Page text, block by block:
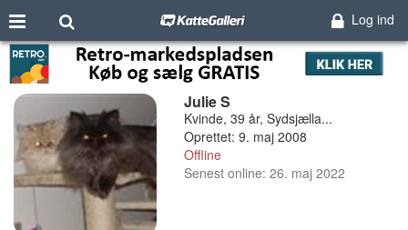
Log ind
Julie S
Kvinde, 39 år, Sydsjælla...
Oprettet: 9. maj 2008
Offline
Senest online: 26. maj 2022